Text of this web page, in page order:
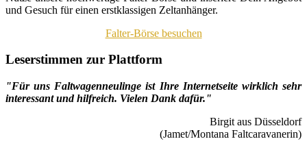
und Gesuch für einen erstklassigen Zeltanhänger.
Falter-Börse besuchen
Leserstimmen zur Plattform
"Für uns Faltwagenneulinge ist Ihre Internetseite wirklich sehr
interessant und hilfreich. Vielen Dank dafür."
Birgit aus Düsseldorf
(Jamet/Montana Faltcaravanerin)